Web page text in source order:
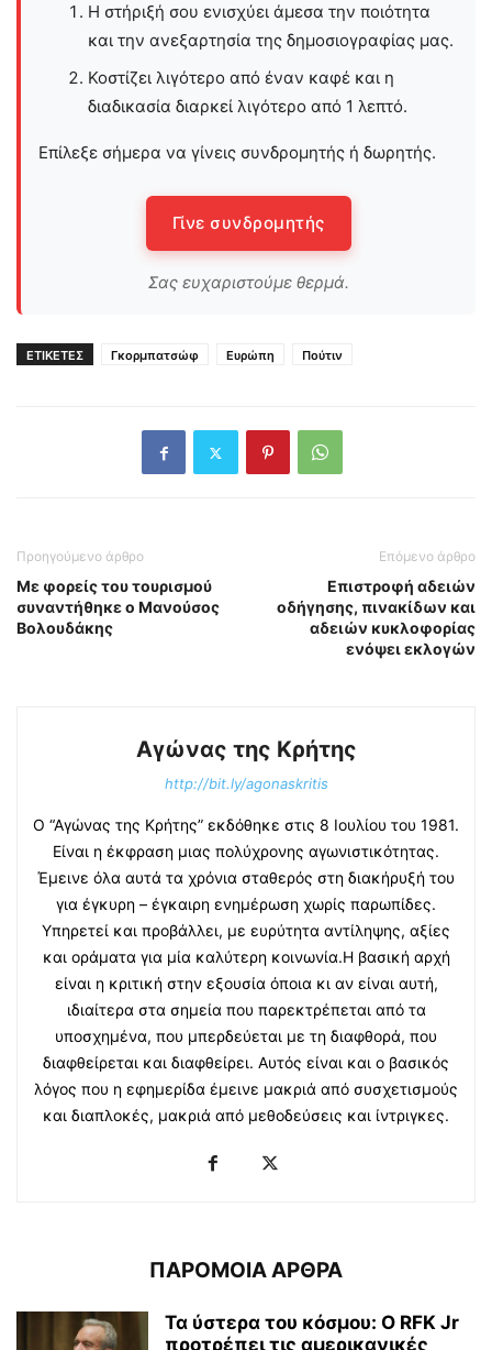
Η στήριξή σου ενισχύει άμεσα την ποιότητα
και την ανεξαρτησία της δημοσιογραφίας μας.
Κοστίζει λιγότερο από έναν καφέ και η
διαδικασία διαρκεί λιγότερο από 1 λεπτό.
Επίλεξε σήμερα να γίνεις συνδρομητής ή δωρητής.
Γίνε συνδρομητής
Σας ευχαριστούμε θερμά.
ΕΤΙΚΕΤΕΣ Γκορμπατσώφ Ευρώπη Πούτιν
Προηγούμενο άρθρο
Με φορείς του τουρισμού
συναντήθηκε ο Μανούσος
Βολουδάκης
Επόμενο άρθρο
Επιστροφή αδειών
οδήγησης, πινακίδων και
αδειών κυκλοφορίας
ενόψει εκλογών
Αγώνας της Κρήτης
http://bit.ly/agonaskritis
Ο “Αγώνας της Κρήτης” εκδόθηκε στις 8 Ιουλίου του 1981.
Είναι η έκφραση μιας πολύχρονης αγωνιστικότητας.
Έμεινε όλα αυτά τα χρόνια σταθερός στη διακήρυξή του
για έγκυρη – έγκαιρη ενημέρωση χωρίς παρωπίδες.
Υπηρετεί και προβάλλει, με ευρύτητα αντίληψης, αξίες
και οράματα για μία καλύτερη κοινωνία.Η βασική αρχή
είναι η κριτική στην εξουσία όποια κι αν είναι αυτή,
ιδιαίτερα στα σημεία που παρεκτρέπεται από τα
υποσχημένα, που μπερδεύεται με τη διαφθορά, που
διαφθείρεται και διαφθείρει. Αυτός είναι και ο βασικός
λόγος που η εφημερίδα έμεινε μακριά από συσχετισμούς
και διαπλοκές, μακριά από μεθοδεύσεις και ίντριγκες.
ΠΑΡΟΜΟΙΑ ΑΡΘΡΑ
Τα ύστερα του κόσμου: Ο RFK Jr
προτρέπει τις αμερικανικές